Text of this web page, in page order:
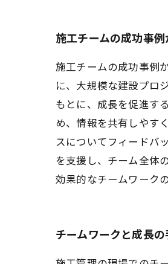
施工チームの成功事
施工チームの成功事例
に、大規模な建設プロ
もとに、成長を促進す
め、情報を共有しやす
スについてフィードバ
を支援し、チーム全体
効果的なチームワーク
チームワークと成長